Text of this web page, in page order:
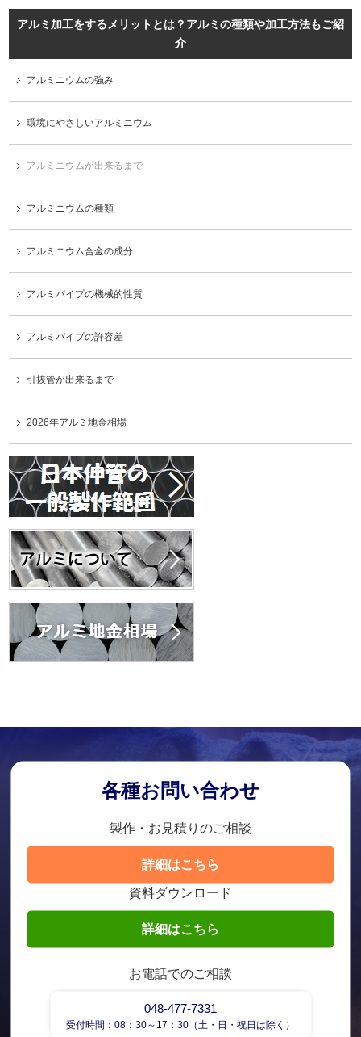
アルミ加工をするメリットとは？アルミの種類や加工方法もご紹
介
アルミニウムの強み
環境にやさしいアルミニウム
アルミニウムが出来るまで
アルミニウムの種類
アルミニウム合金の成分
アルミパイプの機械的性質
アルミパイプの許容差
引抜管が出来るまで
2026年アルミ地金相場
各種お問い合わせ
製作・お見積りのご相談
詳細はこちら
資料ダウンロード
詳細はこちら
お電話でのご相談
048-477-7331
受付時間：08：30～17：30（土・日・祝日は除く）